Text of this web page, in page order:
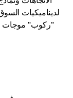
لديناميكيات
"ركوب" موجات